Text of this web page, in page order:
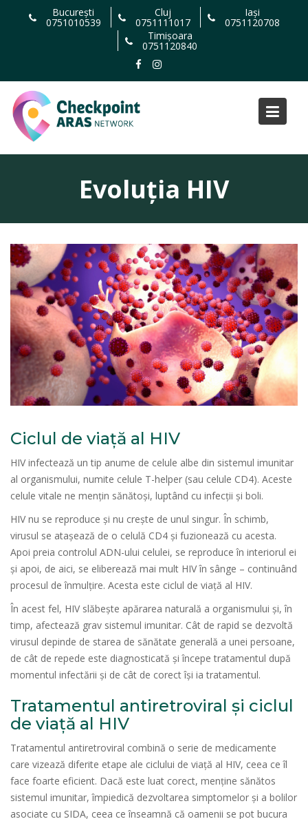
București
0751010539
Cluj
0751111017
Iași
0751120708
Timișoara
0751120840
Evoluția HIV
Ciclul de viață al HIV
HIV infectează un tip anume de celule albe din sistemul imunitar
al organismului, numite celule T-helper (sau celule CD4). Aceste
celule vitale ne mențin sănătoși, luptând cu infecții și boli.
HIV nu se reproduce și nu crește de unul singur. În schimb,
virusul se atașează de o celulă CD4 și fuzionează cu acesta.
Apoi preia controlul ADN-ului celulei, se reproduce în interiorul ei
și apoi, de aici, se eliberează mai mult HIV în sânge – continuând
procesul de înmulțire. Acesta este ciclul de viață al HIV.
În acest fel, HIV slăbește apărarea naturală a organismului și, în
timp, afectează grav sistemul imunitar. Cât de rapid se dezvoltă
virusul depinde de starea de sănătate generală a unei persoane,
de cât de repede este diagnosticată și începe tratamentul după
momentul infectării și de cât de corect își ia tratamentul.
Tratamentul antiretroviral și ciclul
de viață al HIV
Tratamentul antiretroviral combină o serie de medicamente
care vizează diferite etape ale ciclului de viață al HIV, ceea ce îl
face foarte eficient. Dacă este luat corect, menține sănătos
sistemul imunitar, împiedică dezvoltarea simptomelor și a bolilor
asociate cu SIDA, ceea ce înseamnă că oamenii se pot bucura